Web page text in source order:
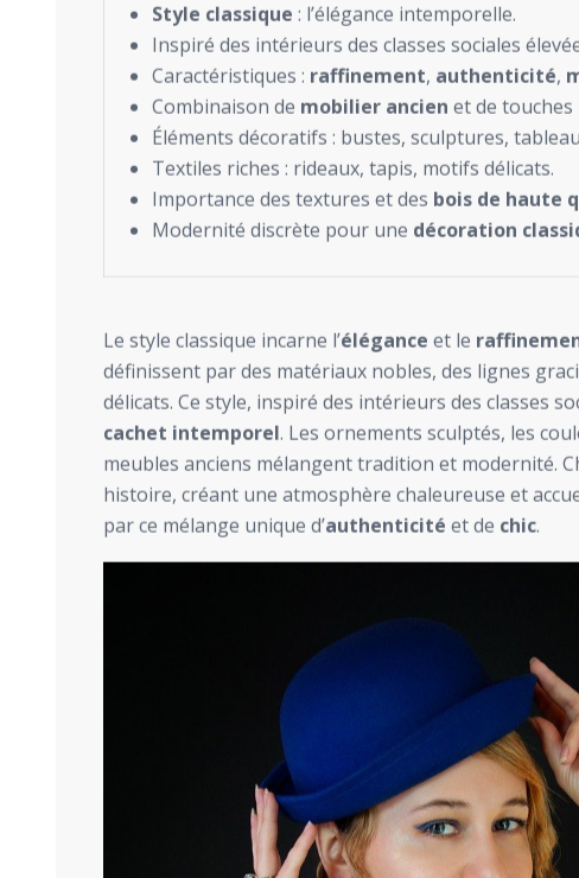
Style classique : l’élégance intemporelle.
Inspiré des intérieurs des classes sociales
Caractéristiques : raffinement, authenticité,
Combinaison de mobilier ancien et de touches
Éléments décoratifs : bustes, sculptures,
Textiles riches : rideaux, tapis, motifs délicats.
Importance des textures et des bois de haute
Modernité discrète pour une décoration
Le style classique incarne l’élégance et le
définissent par des matériaux nobles, des lignes
délicats. Ce style, inspiré des intérieurs des classes
cachet intemporel. Les ornements sculptés, les
meubles anciens mélangent tradition et modernité.
histoire, créant une atmosphère chaleureuse et
par ce mélange unique d’authenticité et de chic.